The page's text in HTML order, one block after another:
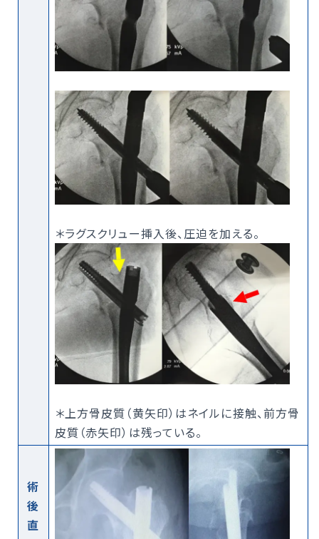
＊ラグスクリュー挿入後、圧迫を加える。
＊上方骨皮質（黄矢印）はネイルに接触、前方骨
皮質（赤矢印）は残っている。
術
後
直